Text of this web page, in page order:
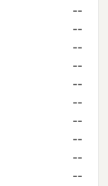
--
--
--
--
--
--
--
--
--
--